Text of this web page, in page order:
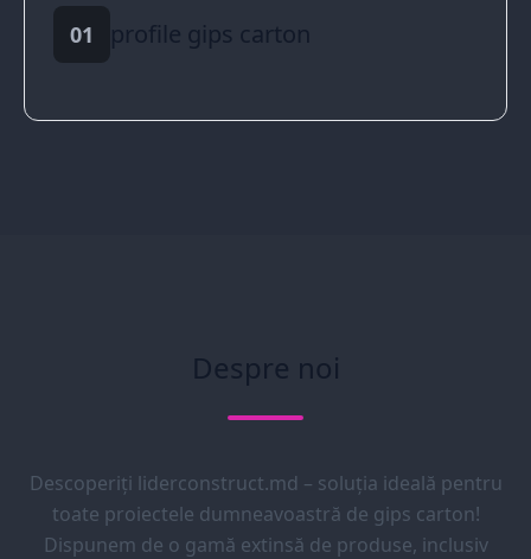
01 profile gips carton
Despre noi
Descoperiți liderconstruct.md – soluția ideală pentru
toate proiectele dumneavoastră de gips carton!
Dispunem de o gamă extinsă de produse, inclusiv